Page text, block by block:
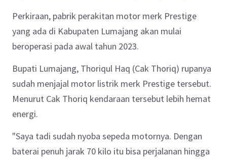
Perkiraan, pabrik perakitan motor merk Prestige
yang ada di Kabupaten Lumajang akan mulai
beroperasi pada awal tahun 2023.
Bupati Lumajang, Thoriqul Haq (Cak Thoriq) rupanya
sudah menjajal motor listrik merk Prestige tersebut.
Menurut Cak Thoriq kendaraan tersebut lebih hemat
energi.
"Saya tadi sudah nyoba sepeda motornya. Dengan
baterai penuh jarak 70 kilo itu bisa perjalanan hingga